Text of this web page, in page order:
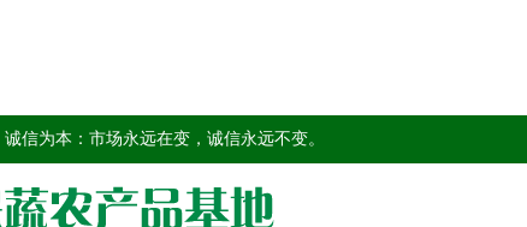
诚信为本：市场永远在变，诚信永远不变。